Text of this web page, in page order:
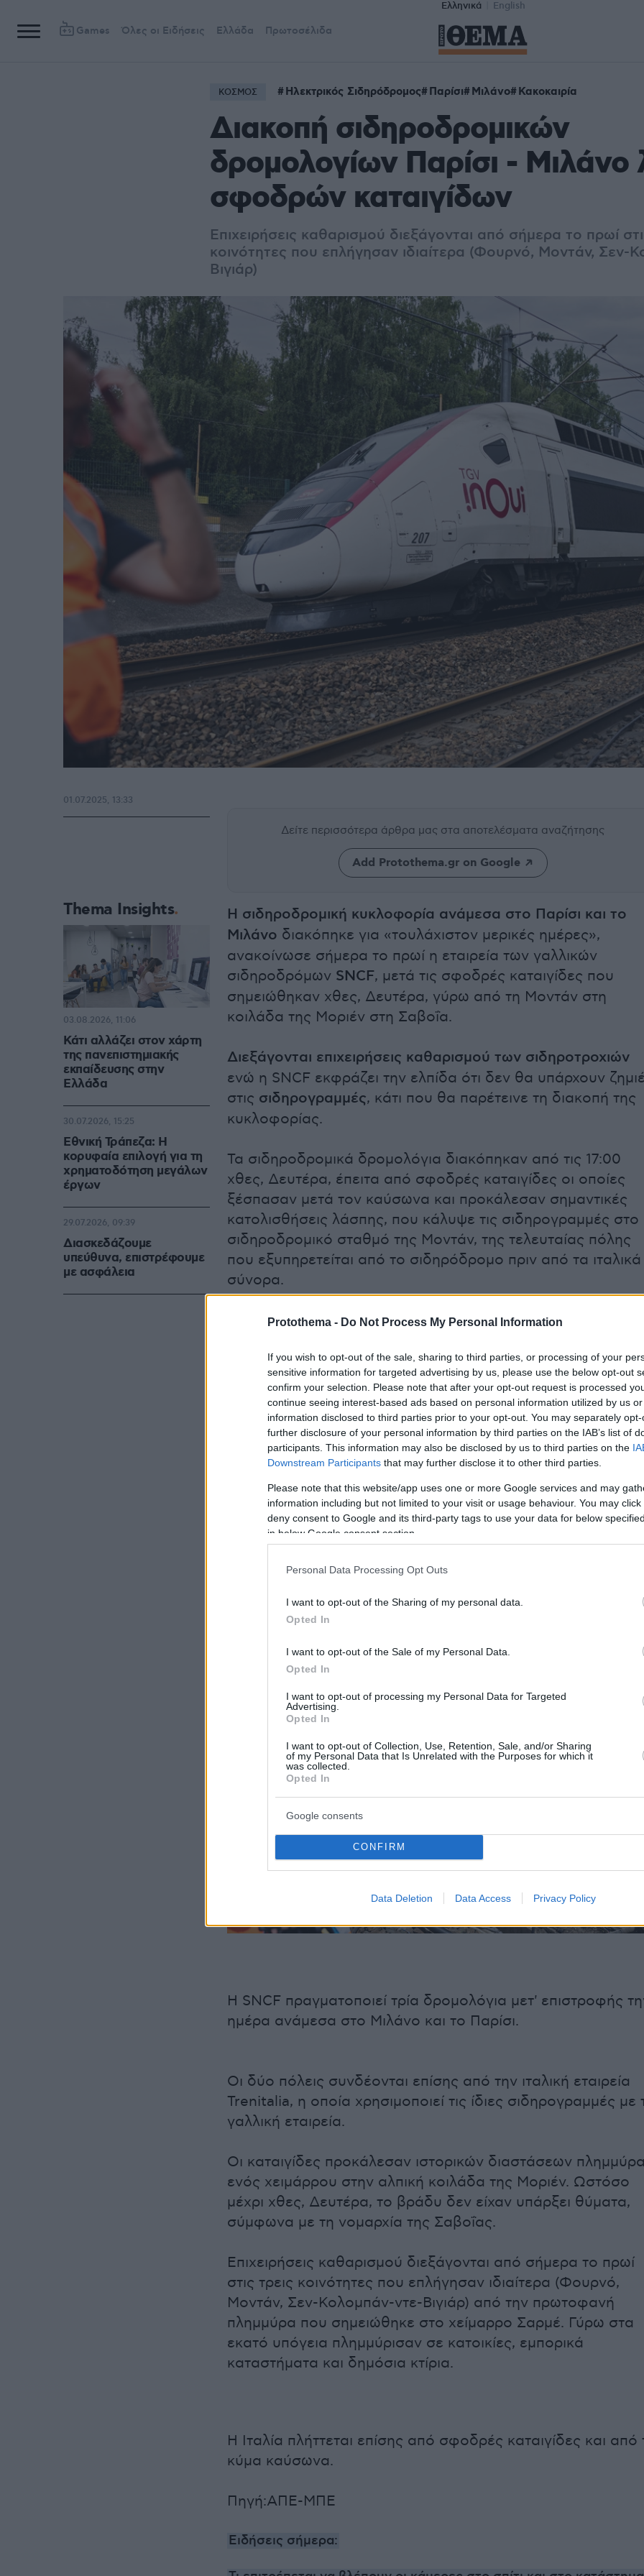
Protothema - Do Not Process My Personal Information
If you wish to opt-out of the sale, sharing to third parties, or processing of your
sensitive information for targeted advertising by us, please use the below opt-out
confirm your selection. Please note that after your opt-out request is processed
continue seeing interest-based ads based on personal information utilized by us
information disclosed to third parties prior to your opt-out. You may separately
further disclosure of your personal information by third parties on the IAB’s list of
participants. This information may also be disclosed by us to third parties on the
Downstream Participants that may further disclose it to other third parties.
Please note that this website/app uses one or more Google services and may
information including but not limited to your visit or usage behaviour. You may
deny consent to Google and its third-party tags to use your data for below
in below Google consent section.
Personal Data Processing Opt Outs
I want to opt-out of the Sharing of my personal data.
Opted In
I want to opt-out of the Sale of my Personal Data.
Opted In
I want to opt-out of processing my Personal Data for Targeted
Advertising.
Opted In
I want to opt-out of Collection, Use, Retention, Sale, and/or Sharing
of my Personal Data that Is Unrelated with the Purposes for which it
was collected.
Opted In
Google consents
CONFIRM
Data Deletion Data Access Privacy Policy
Ελληνικά English
Games Όλες οι Ειδήσεις Ελλάδα Πρωτοσέλιδα
ΚΟΣΜΟΣ Ηλεκτρικός Σιδηρόδρομος Παρίσι Μιλάνο Κακοκαιρία
Διακοπή σιδηροδρομικών
δρομολογίων Παρίσι -
σφοδρών καταιγίδων
Επιχειρήσεις καθαρισμού διεξάγονται από σήμερα το πρωί
κοινότητες που επλήγησαν ιδιαίτερα (Φουρνό, Μοντάν, Σεν-
Βιγιάρ)
Δείτε περισσότερα άρθρα μας στα αποτελέσματα αναζήτησης
Add Protothema.gr on Google
Η σιδηροδρομική κυκλοφορία ανάμεσα στο Παρίσι και το
Μιλάνο διακόπηκε για «τουλάχιστον μερικές ημέρες»,
ανακοίνωσε σήμερα το πρωί η εταιρεία των γαλλικών
σιδηροδρόμων SNCF, μετά τις σφοδρές καταιγίδες που
σημειώθηκαν χθες, Δευτέρα, γύρω από τη Μοντάν στη
κοιλάδα της Μοριέν στη Σαβοΐα.
Διεξάγονται επιχειρήσεις καθαρισμού των σιδηροτροχιών
ενώ η SNCF εκφράζει την ελπίδα ότι δεν θα υπάρχουν
στις σιδηρογραμμές, κάτι που θα παρέτεινε τη διακοπή της
κυκλοφορίας.
Τα σιδηροδρομικά δρομολόγια διακόπηκαν από τις 17:00
χθες, Δευτέρα, έπειτα από σφοδρές καταιγίδες οι οποίες
ξέσπασαν μετά τον καύσωνα και προκάλεσαν σημαντικές
κατολισθήσεις λάσπης, που κάλυψε τις σιδηρογραμμές στο
σιδηροδρομικό σταθμό της Μοντάν, της τελευταίας πόλης
που εξυπηρετείται από το σιδηρόδρομο πριν από τα ιταλικά
σύνορα.
Η SNCF πραγματοποιεί τρία δρομολόγια μετ' επιστροφής
ημέρα ανάμεσα στο Μιλάνο και το Παρίσι.
Οι δύο πόλεις συνδέονται επίσης από την ιταλική εταιρεία
Trenitalia, η οποία χρησιμοποιεί τις ίδιες σιδηρογραμμές με
γαλλική εταιρεία.
Οι καταιγίδες προκάλεσαν ιστορικών διαστάσεων
ενός χειμάρρου στην αλπική κοιλάδα της Μοριέν. Ωστόσο
μέχρι χθες, Δευτέρα, το βράδυ δεν είχαν υπάρξει θύματα,
σύμφωνα με τη νομαρχία της Σαβοΐας.
Επιχειρήσεις καθαρισμού διεξάγονται από σήμερα το πρωί
στις τρεις κοινότητες που επλήγησαν ιδιαίτερα (Φουρνό,
Μοντάν, Σεν-Κολομπάν-ντε-Βιγιάρ) από την πρωτοφανή
πλημμύρα που σημειώθηκε στο χείμαρρο Σαρμέ. Γύρω στα
εκατό υπόγεια πλημμύρισαν σε κατοικίες, εμπορικά
καταστήματα και δημόσια κτίρια.
Η Ιταλία πλήττεται επίσης από σφοδρές καταιγίδες και από
κύμα καύσωνα.
Πηγή:ΑΠΕ-ΜΠΕ
Ειδήσεις σήμερα:
01.07.2025, 13:33
Thema Insights
Κάτι αλλάζει στον χάρτη
της πανεπιστημιακής
εκπαίδευσης στην
Ελλάδα
03.08.2026, 11:06
Εθνική Τράπεζα: Η
κορυφαία επιλογή για τη
χρηματοδότηση μεγάλων
έργων
30.07.2026, 15:25
Διασκεδάζουμε
υπεύθυνα, επιστρέφουμε
με ασφάλεια
29.07.2026, 09:39